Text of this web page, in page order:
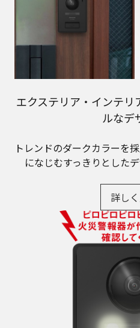
エクステリア・インテ
ルなデ
トレンドのダークカラーを
になじむすっきりとした
詳し